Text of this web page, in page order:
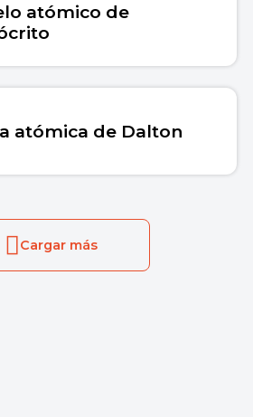
atómico de
atómica de Dalton
Cargar más